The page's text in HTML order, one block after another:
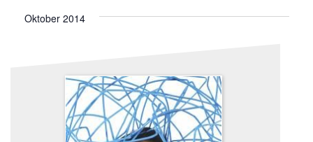
Oktober 2014